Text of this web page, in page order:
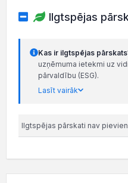
Ilgtspējas
Kas ir ilgtspējas
uzņēmuma ietekmi uz
pārvaldību (ESG).
Lasīt vairāk
Ilgtspējas pārskati nav